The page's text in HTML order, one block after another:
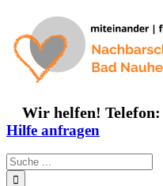
springen
Wir helfen! Telefon:
Hilfe anfragen
Suche
nach: